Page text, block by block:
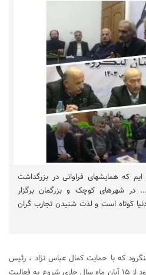
که همایشهای فراوانی در بزرگداشت
در شهرهای کوچک و بزرگمان برگزار
کوتاه است و لذت شنیدن تجارب گران
که با حمایت کمال عباس نژاد ، رئیس